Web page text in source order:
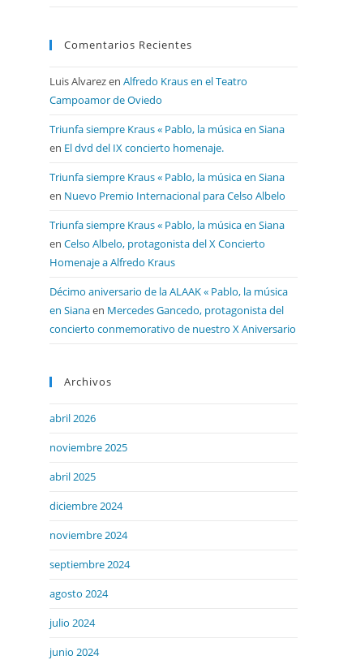
Comentarios Recientes
Luis Alvarezen Alfredo Kraus en el Teatro
Campoamor de Oviedo
Triunfa siempre Kraus « Pablo, la música en Siana
en El dvd del IX concierto homenaje.
Triunfa siempre Kraus « Pablo, la música en Siana
en Nuevo Premio Internacional para Celso Albelo
Triunfa siempre Kraus « Pablo, la música en Siana
en Celso Albelo, protagonista del X Concierto
Homenaje a Alfredo Kraus
Décimo aniversario de la ALAAK « Pablo, la música
en Sianaen Mercedes Gancedo, protagonista del
concierto conmemorativo de nuestro X Aniversario
Archivos
abril 2026
noviembre 2025
abril 2025
diciembre 2024
noviembre 2024
septiembre 2024
agosto 2024
julio 2024
junio 2024